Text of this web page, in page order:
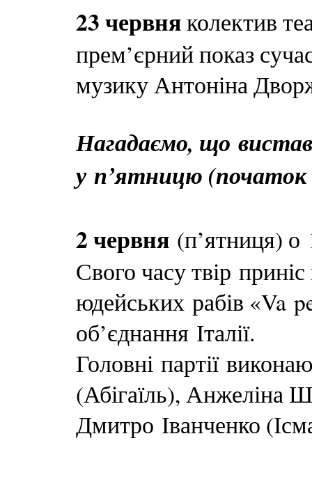
23 червняколектив
прем’єрний показ
музику Антоніна
Нагадаємо, що
у п’ятницю (початок
2 червня (п’ятниця)
Свого часу твір
юдейських рабів «Va
об’єднання Італії.
Головні партії
(Абігаїль), Анжеліна
Дмитро Іванченко